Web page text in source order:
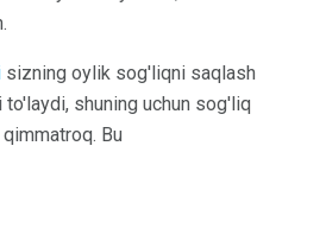
sizning oylik sog'liqni saqlash
shuning uchun sog'liq
Bu